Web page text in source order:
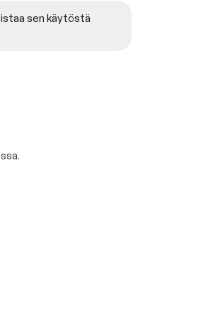
sen käytöstä